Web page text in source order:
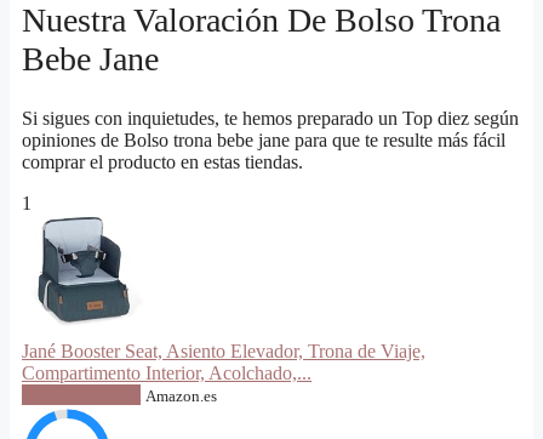
Nuestra Valoración De Bolso Trona
Bebe Jane
Si sigues con inquietudes, te hemos preparado un Top diez según
opiniones de Bolso trona bebe jane para que te resulte más fácil
comprar el producto en estas tiendas.
1
Jané Booster Seat, Asiento Elevador, Trona de Viaje,
Compartimento Interior, Acolchado,...
Amazon.es